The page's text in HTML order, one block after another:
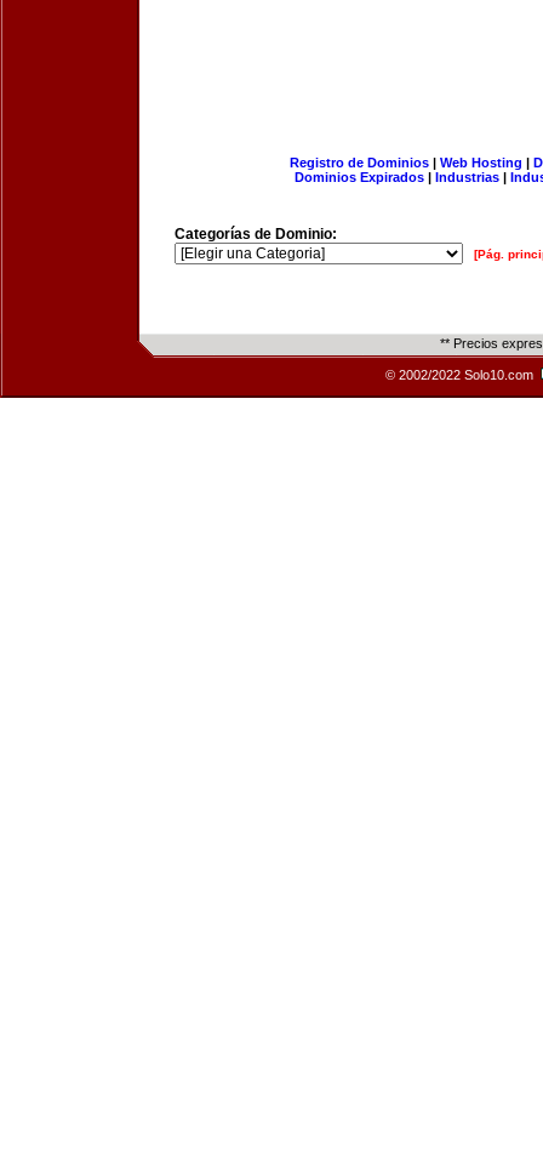
Registro de Dominios| Web Hosting |
Dominios Expirados | Industrias |
Categorías de Dominio:
[Pág.
** Precios
© 2002/2022 Solo10.com